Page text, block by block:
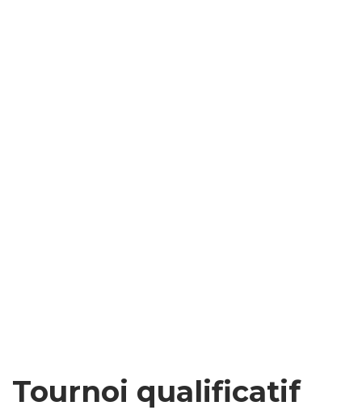
Tournoi qualificatif